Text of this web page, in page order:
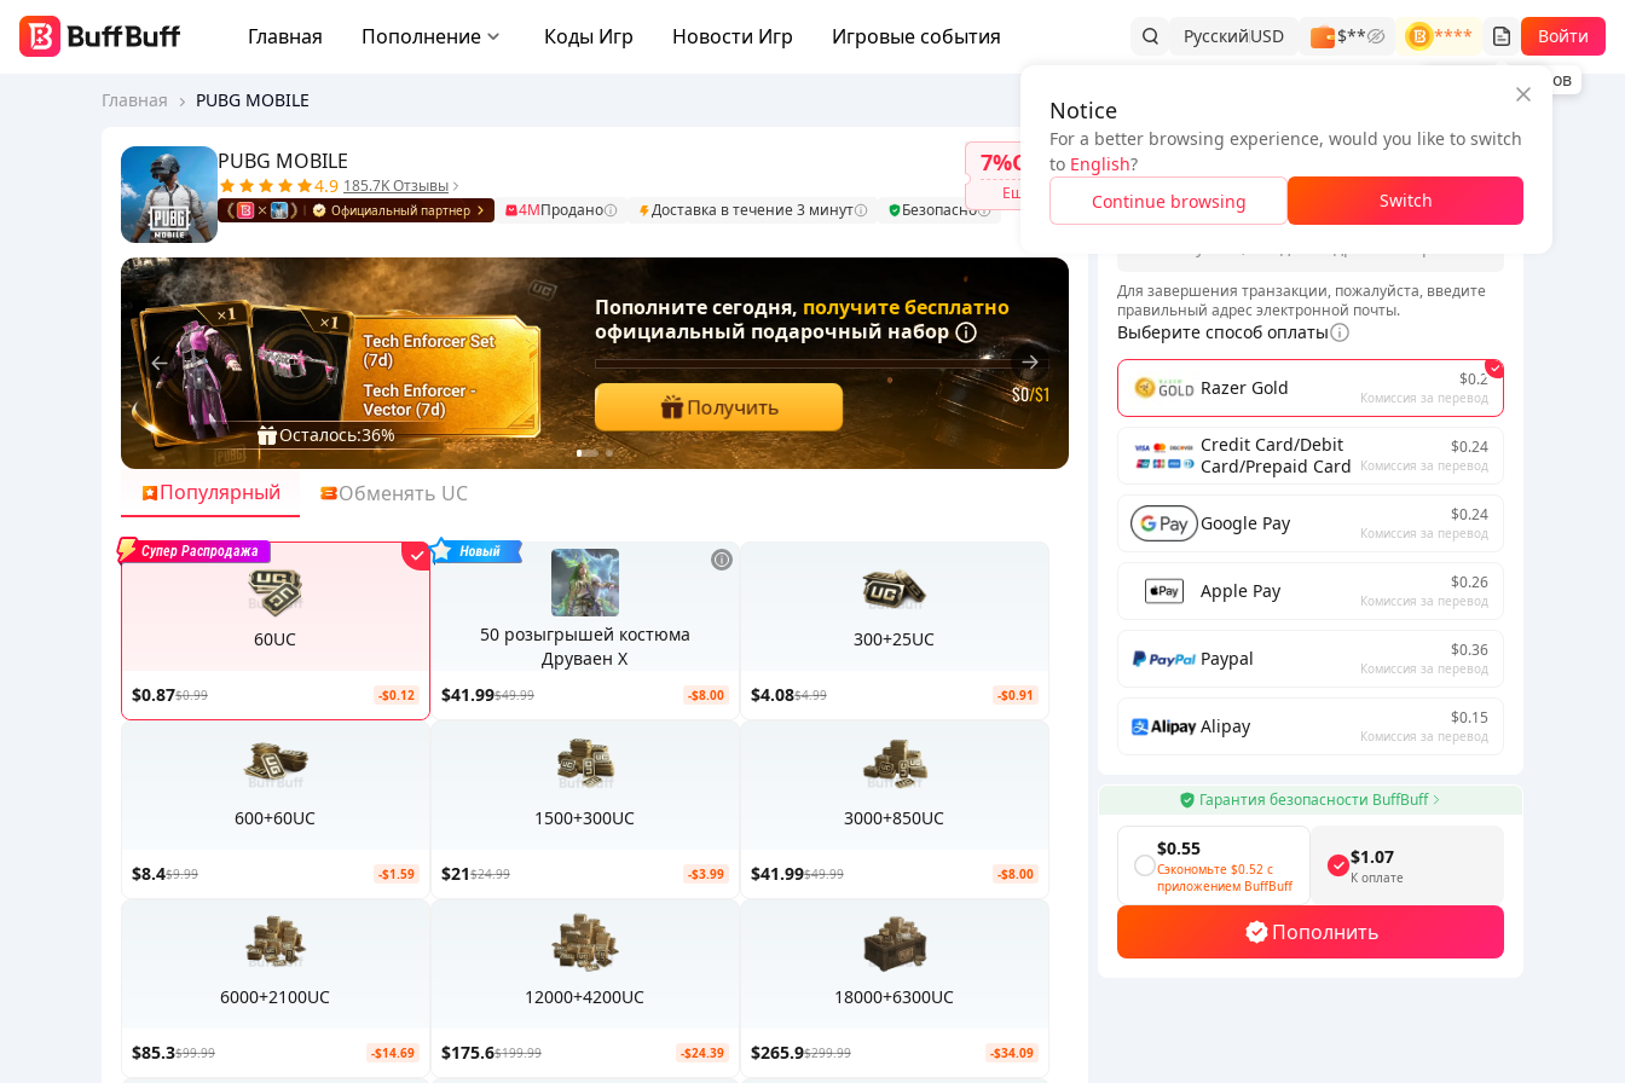
Главная Пополнение Коды Игр Новости Игр Игровые события РусскийUSD $**
****
История заказов
Войти
Главная PUBG MOBILE
Информация о заказе
*
Для завершения транзакции, пожалуйста, введите
правильный адрес электронной почты.
Выберите способ оплаты
Razer Gold $0.2
Комиссия за перевод
Credit Card/Debit
Card/Prepaid Card
$0.24
Комиссия за перевод
Google Pay $0.24
Комиссия за перевод
Apple Pay $0.26
Комиссия за перевод
Paypal $0.36
Комиссия за перевод
Alipay $0.15
Комиссия за перевод
Гарантия безопасности BuffBuff
$0.55
Сэкономьте $0.52 с
приложением BuffBuff
$1.07
К оплате
Пополнить
PUBG MOBILE
4.9 185.7K Отзывы
Официальный партнер 4MПродано Доставка в течение 3 минут Безопасно
7%OFF
Ещё
Осталось:36%
Пополните сегодня, получите бесплатно
официальный подарочный набор
Получить
$0/$1
1 2
Популярный
Обменять UC
60UC
$0.87$0.99 -$0.12
Супер Распродажа
50 розыгрышей костюма
Друваен X
$41.99$49.99 -$8.00
300+25UC
$4.08$4.99 -$0.91
600+60UC
$8.4$9.99 -$1.59
1500+300UC
$21$24.99 -$3.99
3000+850UC
$41.99$49.99 -$8.00
6000+2100UC
$85.3$99.99 -$14.69
12000+4200UC
$175.6$199.99 -$24.39
18000+6300UC
$265.9$299.99 -$34.09
Notice
For a better browsing experience, would you like to switch
to English?
Continue browsing
Switch